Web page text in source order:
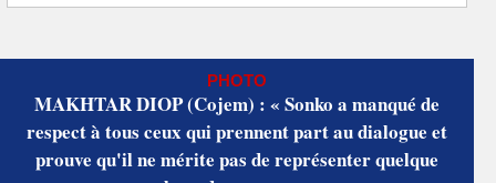
PHOTO
MAKHTAR DIOP (Cojem) : « Sonko a manqué de
respect à tous ceux qui prennent part au dialogue et
prouve qu'il ne mérite pas de représenter quelque